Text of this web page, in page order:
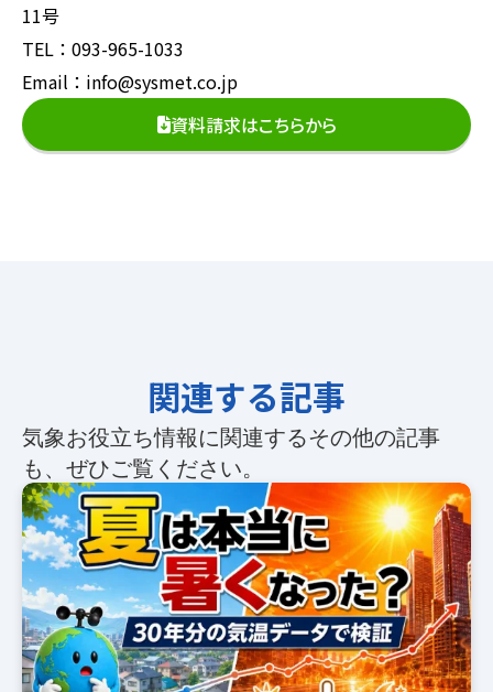
11号
TEL：093-965-1033
Email：info@sysmet.co.jp
資料請求はこちらから
関連する記事
気象お役立ち情報に関連するその他の記事
も、ぜひご覧ください。